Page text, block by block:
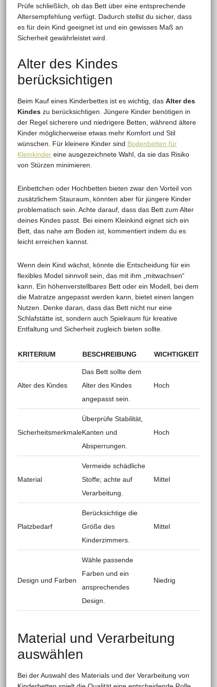
Prüfe schließlich, ob das Bett über eine entsprechende
Altersempfehlung verfügt. Dadurch stellst du sicher, dass
es für dein Kind geeignet ist und ein gewisses Maß an
Sicherheit gewährleistet wird.
Alter des Kindes
berücksichtigen
Beim Kauf eines Kinderbettes ist es wichtig, das Alter des
Kindeszu berücksichtigen. Jüngere Kinder benötigen in
der Regel sicherere und niedrigere Betten, während ältere
Kinder möglicherweise etwas mehr Komfort und Stil
wünschen. Für kleinere Kinder sind Bodenbetten für
Kleinkindereine ausgezeichnete Wahl, da sie das Risiko
von Stürzen minimieren.
Einbettchen oder Hochbetten bieten zwar den Vorteil von
zusätzlichem Stauraum, könnten aber für jüngere Kinder
problematisch sein. Achte darauf, dass das Bett zum Alter
deines Kindes passt. Bei einem Kleinkind eignet sich ein
Bett, das nahe am Boden ist, kommentiert indem du es
leicht erreichen kannst.
Wenn dein Kind wächst, könnte die Entscheidung für ein
flexibles Model sinnvoll sein, das mit ihm „mitwachsen“
kann. Ein höhenverstellbares Bett oder ein Modell, bei dem
die Matratze angepasst werden kann, bietet einen langen
Nutzen. Denke daran, dass das Bett nicht nur eine
Schlafstätte ist, sondern auch Spielraum für kreative
Entfaltung und Sicherheit zugleich bieten sollte.
KRITERIUM BESCHREIBUNG WICHTIGKEIT
Alter des Kindes
Das Bett sollte dem
Alter des Kindes
angepasst sein.
Hoch
Sicherheitsmerkmale
Überprüfe Stabilität,
Kanten und
Absperrungen.
Hoch
Material
Vermeide schädliche
Stoffe; achte auf
Verarbeitung.
Mittel
Platzbedarf
Berücksichtige die
Größe des
Kinderzimmers.
Mittel
Design und Farben
Wähle passende
Farben und ein
ansprechendes
Design.
Niedrig
Material und Verarbeitung
auswählen
Bei der Auswahl des Materials und der Verarbeitung von